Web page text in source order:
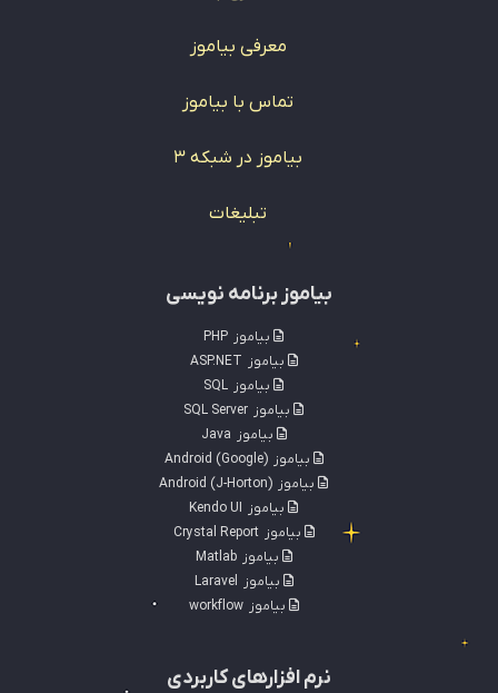
معرفی بیاموز
تماس با بیاموز
بیاموز در شبکه 3
تبلیغات
بیاموز برنامه نویسی
بیاموز PHP
بیاموز ASP.NET
بیاموز SQL
بیاموز SQL Server
بیاموز Java
بیاموز Android (Google)
بیاموز Android (J-Horton)
بیاموز Kendo UI
بیاموز Crystal Report
بیاموز Matlab
بیاموز Laravel
بیاموز workflow
نرم افزارهای کاربردی